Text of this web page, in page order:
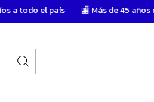
el país 🏬 Más de 45 años de